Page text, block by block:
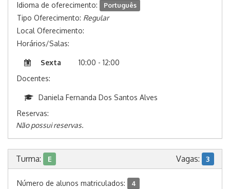
Idioma de oferecimento: Português
Tipo Oferecimento: Regular
Local Oferecimento:
Horários/Salas:
Sexta
10:00 - 12:00
Docentes:
Daniela Fernanda Dos Santos Alves
Reservas:
Não possui reservas.
Turma: E Vagas: 3
Número de alunos matriculados: 4